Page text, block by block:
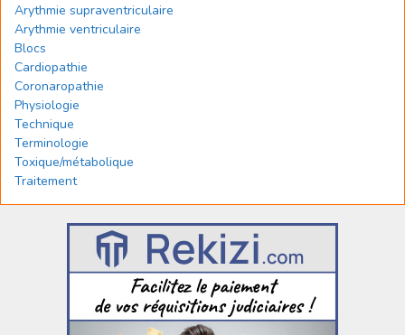
Arythmie supraventriculaire
Arythmie ventriculaire
Blocs
Cardiopathie
Coronaropathie
Physiologie
Technique
Terminologie
Toxique/métabolique
Traitement